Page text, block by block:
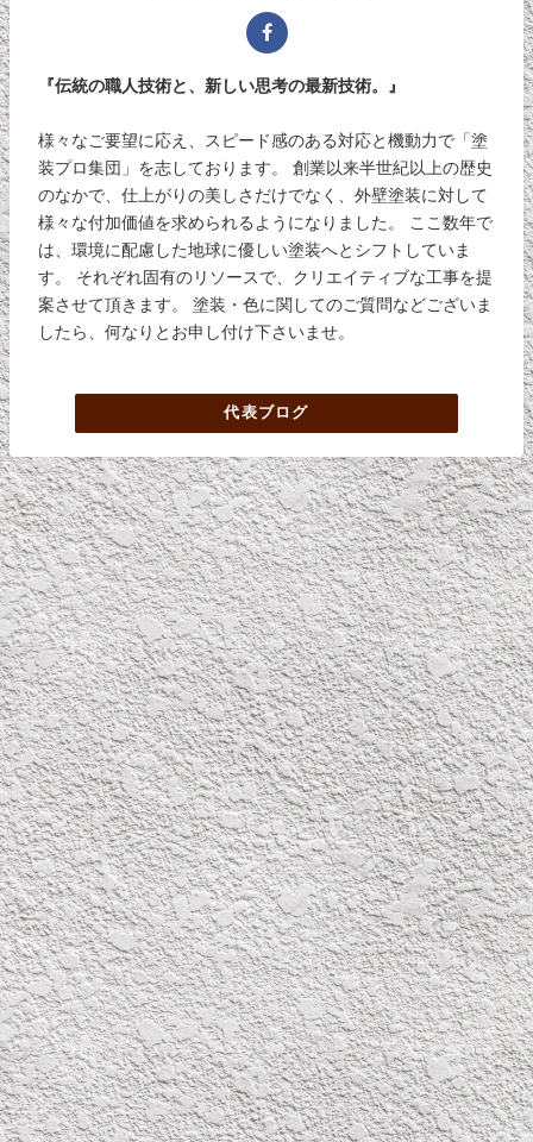
『伝統の職人技術と、新しい思考の最新技術。』
様々なご要望に応え、スピード感のある対応と機動力で「塗
装プロ集団」を志しております。 創業以来半世紀以上の歴史
のなかで、仕上がりの美しさだけでなく、外壁塗装に対して
様々な付加価値を求められるようになりました。 ここ数年で
は、環境に配慮した地球に優しい塗装へとシフトしていま
す。 それぞれ固有のリソースで、クリエイティブな工事を提
案させて頂きます。 塗装・色に関してのご質問などございま
したら、何なりとお申し付け下さいませ。
代表ブログ